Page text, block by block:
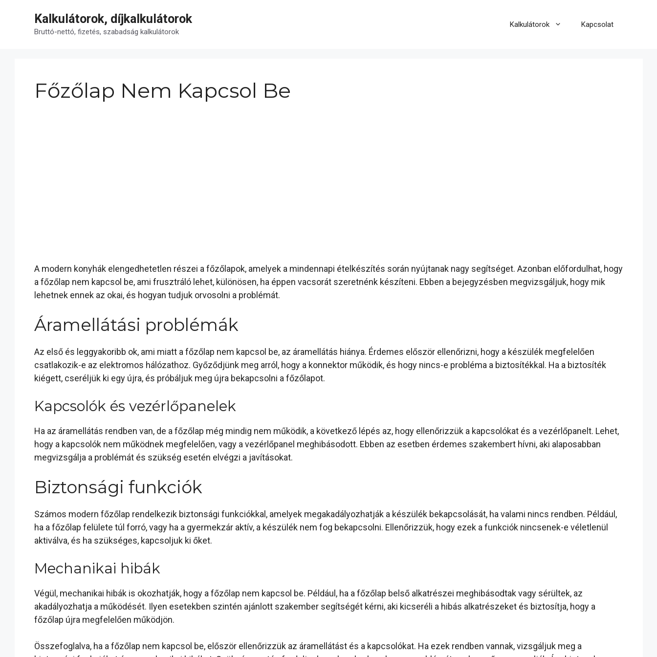
tartalomba
Kalkulátorok, díjkalkulátorok
Bruttó-nettó, fizetés, szabadság kalkulátorok
Kalkulátorok Kapcsolat
Főzőlap Nem Kapcsol Be
A modern konyhák elengedhetetlen részei a főzőlapok, amelyek a mindennapi ételkészítés során nyújtanak nagy segítséget. Azonban előfordulhat, hogy
a főzőlap nem kapcsol be, ami frusztráló lehet, különösen, ha éppen vacsorát szeretnénk készíteni. Ebben a bejegyzésben megvizsgáljuk, hogy mik
lehetnek ennek az okai, és hogyan tudjuk orvosolni a problémát.
Áramellátási problémák
Az első és leggyakoribb ok, ami miatt a főzőlap nem kapcsol be, az áramellátás hiánya. Érdemes először ellenőrizni, hogy a készülék megfelelően
csatlakozik-e az elektromos hálózathoz. Győződjünk meg arról, hogy a konnektor működik, és hogy nincs-e probléma a biztosítékkal. Ha a biztosíték
kiégett, cseréljük ki egy újra, és próbáljuk meg újra bekapcsolni a főzőlapot.
Kapcsolók és vezérlőpanelek
Ha az áramellátás rendben van, de a főzőlap még mindig nem működik, a következő lépés az, hogy ellenőrizzük a kapcsolókat és a vezérlőpanelt. Lehet,
hogy a kapcsolók nem működnek megfelelően, vagy a vezérlőpanel meghibásodott. Ebben az esetben érdemes szakembert hívni, aki alaposabban
megvizsgálja a problémát és szükség esetén elvégzi a javításokat.
Biztonsági funkciók
Számos modern főzőlap rendelkezik biztonsági funkciókkal, amelyek megakadályozhatják a készülék bekapcsolását, ha valami nincs rendben. Például,
ha a főzőlap felülete túl forró, vagy ha a gyermekzár aktív, a készülék nem fog bekapcsolni. Ellenőrizzük, hogy ezek a funkciók nincsenek-e véletlenül
aktiválva, és ha szükséges, kapcsoljuk ki őket.
Mechanikai hibák
Végül, mechanikai hibák is okozhatják, hogy a főzőlap nem kapcsol be. Például, ha a főzőlap belső alkatrészei meghibásodtak vagy sérültek, az
akadályozhatja a működését. Ilyen esetekben szintén ajánlott szakember segítségét kérni, aki kicseréli a hibás alkatrészeket és biztosítja, hogy a
főzőlap újra megfelelően működjön.
Összefoglalva, ha a főzőlap nem kapcsol be, először ellenőrizzük az áramellátást és a kapcsolókat. Ha ezek rendben vannak, vizsgáljuk meg a